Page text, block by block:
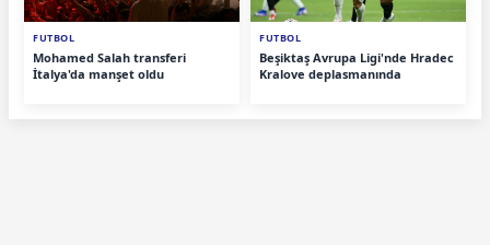
FUTBOL
Mohamed Salah transferi
İtalya'da manşet oldu
FUTBOL
Beşiktaş Avrupa Ligi'nde Hradec
Kralove deplasmanında